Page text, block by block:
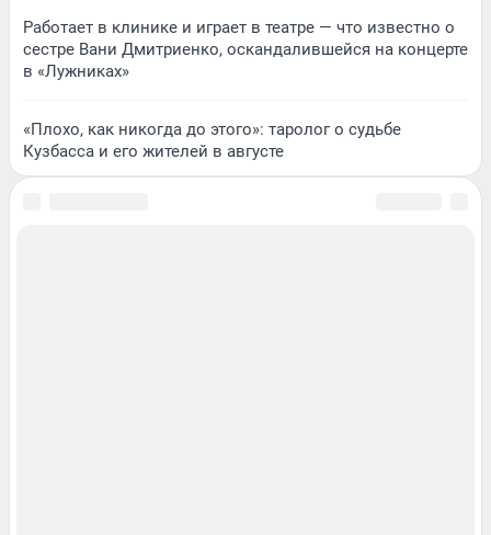
Работает в клинике и играет в театре — что известно о
сестре Вани Дмитриенко, оскандалившейся на концерте
в «Лужниках»
«Плохо, как никогда до этого»: таролог о судьбе
Кузбасса и его жителей в августе